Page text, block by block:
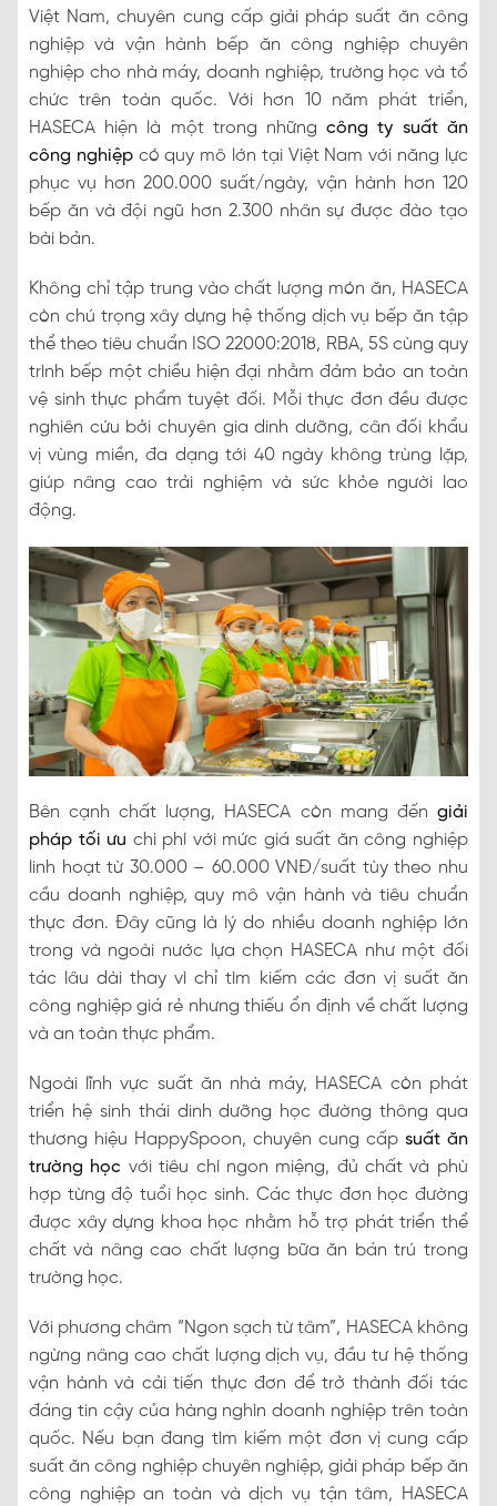
Việt Nam, chuyên cung cấp giải pháp suất ăn công
nghiệp và vận hành bếp ăn công nghiệp chuyên
nghiệp cho nhà máy, doanh nghiệp, trường học và tổ
chức trên toàn quốc. Với hơn 10 năm phát triển,
HASECA hiện là một trong nhữngcông ty suất ăn
công nghiệpcó quy mô lớn tại Việt Nam với năng lực
phục vụ hơn 200.000 suất/ngày, vận hành hơn 120
bếp ăn và đội ngũ hơn 2.300 nhân sự được đào tạo
bài bản.
Không chỉ tập trung vào chất lượng món ăn, HASECA
còn chú trọng xây dựng hệ thống dịch vụ bếp ăn tập
thể theo tiêu chuẩn ISO 22000:2018, RBA, 5S cùng quy
trình bếp một chiều hiện đại nhằm đảm bảo an toàn
vệ sinh thực phẩm tuyệt đối. Mỗi thực đơn đều được
nghiên cứu bởi chuyên gia dinh dưỡng, cân đối khẩu
vị vùng miền, đa dạng tới 40 ngày không trùng lặp,
giúp nâng cao trải nghiệm và sức khỏe người lao
động.
Bên cạnh chất lượng, HASECA còn mang đến giải
pháp tối ưu chi phí với mức giá suất ăn công nghiệp
linh hoạt từ 30.000 – 60.000 VNĐ/suất tùy theo nhu
cầu doanh nghiệp, quy mô vận hành và tiêu chuẩn
thực đơn. Đây cũng là lý do nhiều doanh nghiệp lớn
trong và ngoài nước lựa chọn HASECA như một đối
tác lâu dài thay vì chỉ tìm kiếm các đơn vị suất ăn
công nghiệp giá rẻ nhưng thiếu ổn định về chất lượng
và an toàn thực phẩm.
Ngoài lĩnh vực suất ăn nhà máy, HASECA còn phát
triển hệ sinh thái dinh dưỡng học đường thông qua
thương hiệu HappySpoon, chuyên cung cấp suất ăn
trường học với tiêu chí ngon miệng, đủ chất và phù
hợp từng độ tuổi học sinh. Các thực đơn học đường
được xây dựng khoa học nhằm hỗ trợ phát triển thể
chất và nâng cao chất lượng bữa ăn bán trú trong
trường học.
Với phương châm “Ngon sạch từ tâm”, HASECA không
ngừng nâng cao chất lượng dịch vụ, đầu tư hệ thống
vận hành và cải tiến thực đơn để trở thành đối tác
đáng tin cậy của hàng nghìn doanh nghiệp trên toàn
quốc. Nếu bạn đang tìm kiếm một đơn vị cung cấp
suất ăn công nghiệp chuyên nghiệp, giải pháp bếp ăn
công nghiệp an toàn và dịch vụ tận tâm, HASECA